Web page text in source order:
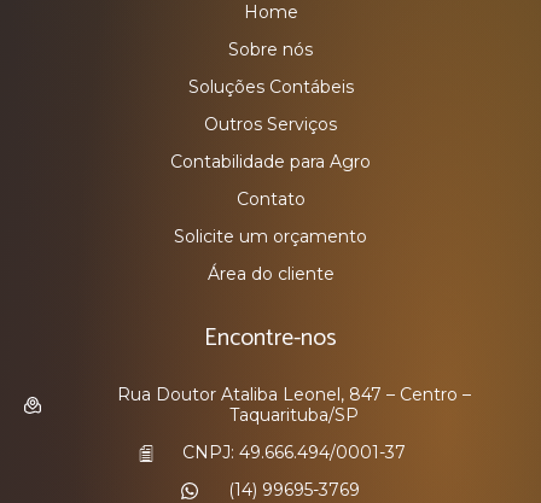
Home
Sobre nós
Soluções Contábeis
Outros Serviços
Contabilidade para Agro
Contato
Solicite um orçamento
Área do cliente
Encontre-nos
Rua Doutor Ataliba Leonel, 847 – Centro –
Taquarituba/SP
CNPJ: 49.666.494/0001-37
(14) 99695-3769